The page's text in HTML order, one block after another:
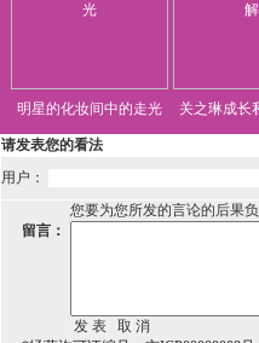
明星的化妆间中的走光 关之琳成长
请发表您的看法
用户：
您要为您所发的言论的后果
留言：